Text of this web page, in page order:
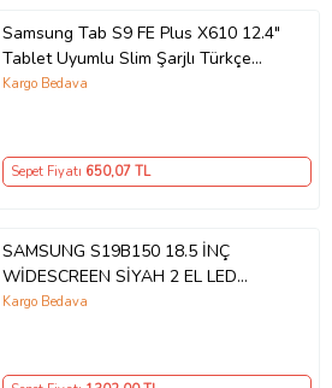
Samsung Tab S9 FE Plus X610 12.4"
Tablet Uyumlu Slim Şarjlı Türkçe
Bluetooth Klavye ve Mouse Seti
Kargo Bedava
Sepet Fiyatı 650,07 TL
SAMSUNG S19B150 18.5 İNÇ
WİDESCREEN SİYAH 2 EL LED
MONİTÖR
Kargo Bedava